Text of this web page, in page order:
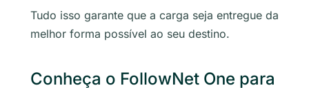
Tudo isso garante que a carga seja entregue da
melhor forma possível ao seu destino.
Conheça o FollowNet One para